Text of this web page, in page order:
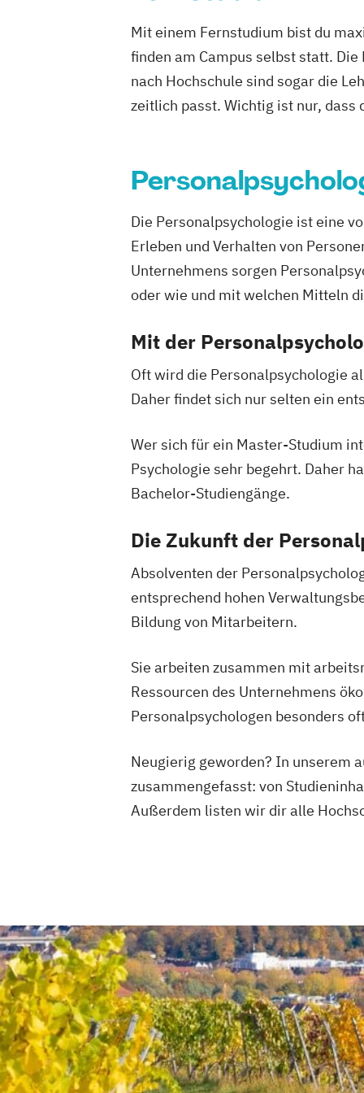
Wirtschaftspsychologie & Künstliche
Wirtschaftspsychologie & Leadership
Wirtschaftspsychologie im Online-
Mit einem Fernstudium bist du
finden am Campus selbst statt.
nach Hochschule sind sogar die
zeitlich passt. Wichtig ist nur, dass
Die Personalpsychologie ist eine
Erleben und Verhalten von
Unternehmens sorgen
oder wie und mit welchen Mitteln
Mit der
Oft wird die Personalpsychologie
Daher findet sich nur selten ein
Wer sich für ein Master-Studium
Psychologie sehr begehrt. Daher
Bachelor-Studiengänge.
Die Zukunft der
Absolventen der
entsprechend hohen
Bildung von Mitarbeitern.
Sie arbeiten zusammen mit
Ressourcen des Unternehmens
Personalpsychologen besonders
Neugierig geworden? In unserem
zusammengefasst: von
Außerdem listen wir dir alle